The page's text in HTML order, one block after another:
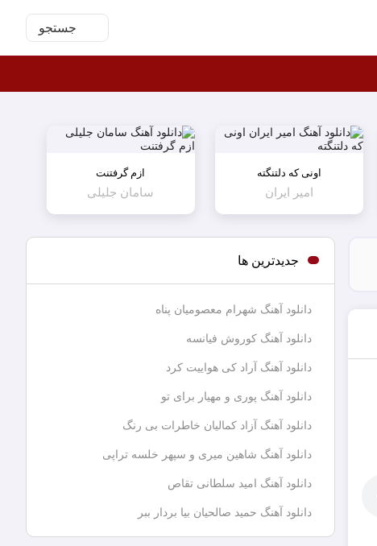
جستجو
اونی که دلتنگته
امیر ایران
ازم گرفتنت
سامان جلیلی
جدیدترین ها
دانلود آهنگ شهرام معصومیان پناه
دانلود آهنگ کوروش فیانسه
دانلود آهنگ آراد کی هواییت کرد
دانلود آهنگ پوری و مهیار برای تو
دانلود آهنگ آزاد کمالیان خاطرات بی رنگ
دانلود آهنگ شاهین میری و سپهر خلسه تراپی
دانلود آهنگ امید سلطانی تقاص
دانلود آهنگ حمید صالحیان بیا بردار ببر